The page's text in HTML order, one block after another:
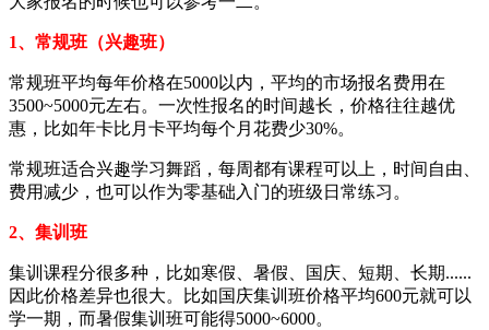
1、常规班（兴趣班）
常规班平均每年价格在5000以内，平均的市场报名费用在
3500~5000元左右。一次性报名的时间越长，价格往往越优
惠，比如年卡比月卡平均每个月花费少30%。
常规班适合兴趣学习舞蹈，每周都有课程可以上，时间自由、
费用减少，也可以作为零基础入门的班级日常练习。
2、集训班
集训课程分很多种，比如寒假、暑假、国庆、短期、长期......
因此价格差异也很大。比如国庆集训班价格平均600元就可以
学一期，而暑假集训班可能得5000~6000。